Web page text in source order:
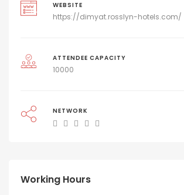
WEBSITE
https://dimyat.rosslyn-hotels.com/
ATTENDEE CAPACITY
10000
NETWORK
Working Hours